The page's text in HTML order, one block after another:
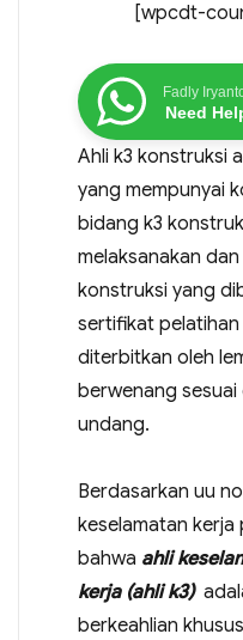
[wpcdt-
Fadly
Need
Ahli k3 konstruksi
yang mempunyai
bidang k3
melaksanakan
konstruksi yang
sertifikat
diterbitkan oleh
berwenang
undang.
Berdasarkan uu
keselamatan kerja
bahwa ahli
kerja (ahli k3)
berkeahlian